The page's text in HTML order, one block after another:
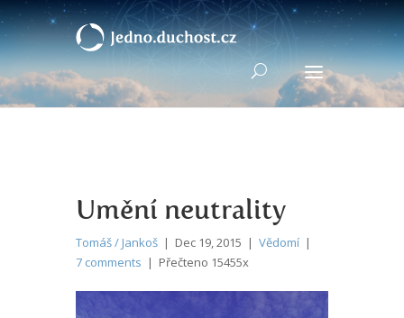
Umění neutrality
Tomáš / Jankoš | Dec 19, 2015 | Vědomí |
7 comments | Přečteno 15455x